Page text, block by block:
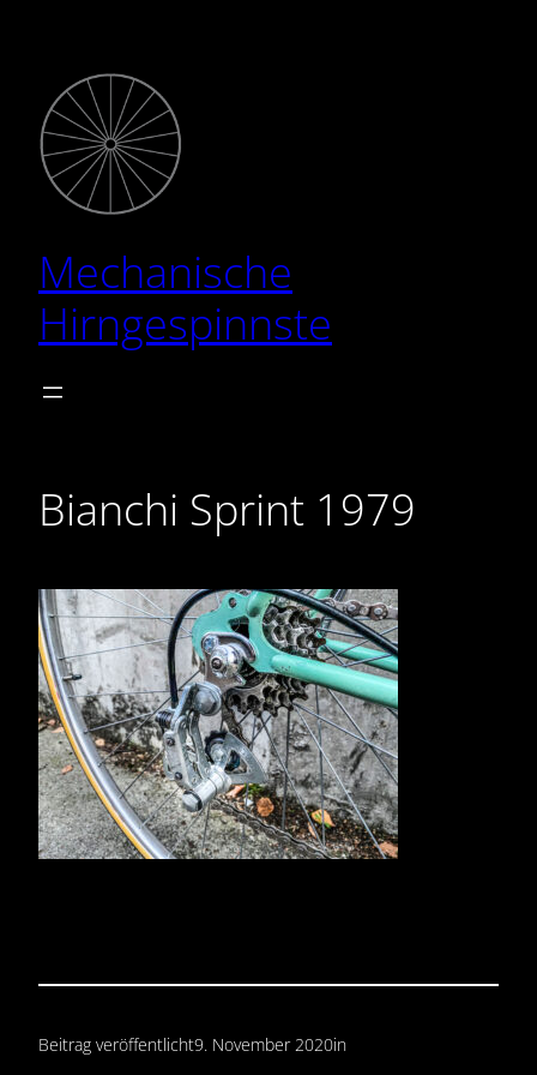
springen
Mechanische
Hirngespinnste
Bianchi Sprint 1979
Beitrag veröffentlicht9. November 2020in